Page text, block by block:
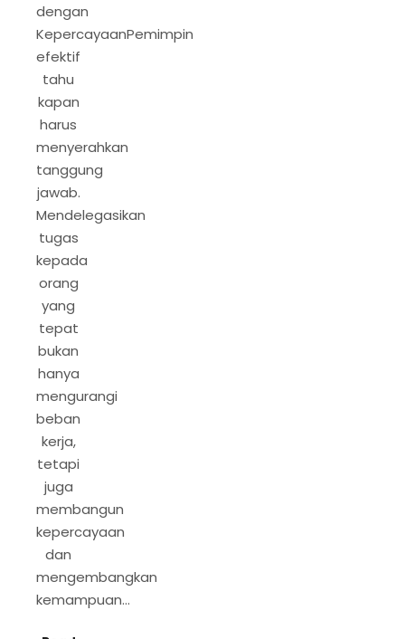
dengan
KepercayaanPemimpin
efektif
tahu
kapan
harus
menyerahkan
tanggung
jawab.
Mendelegasikan
tugas
kepada
orang
yang
tepat
bukan
hanya
mengurangi
beban
kerja,
tetapi
juga
membangun
kepercayaan
dan
mengembangkan
kemampuan…